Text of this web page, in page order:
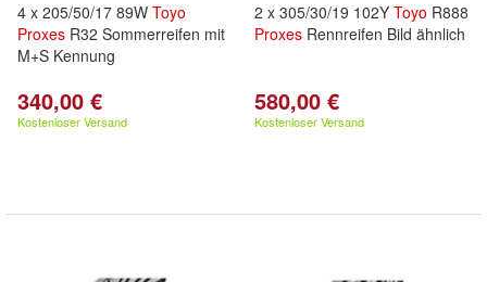
4 x 205/50/17 89W Toyo
Proxes R32 Sommerreifen mit
M+S Kennung
340,00 €
Kostenloser Versand
2 x 305/30/19 102Y Toyo R888
Proxes Rennreifen Bild ähnlich
580,00 €
Kostenloser Versand